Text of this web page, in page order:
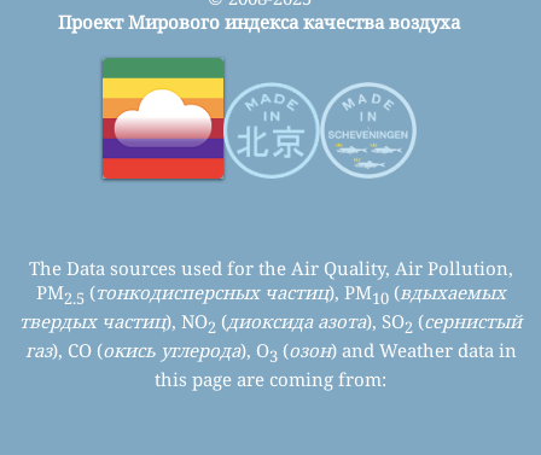
Проект Мирового индекса качества воздуха
The Data sources used for the Air Quality, Air Pollution,
PM2.5 (тонкодисперсных частиц), PM10(вдыхаемых
твердых частиц), NO2 (диоксида азота), SO2 (сернистый
газ), CO (окись углерода), O3 (озон) and Weather data in
this page are coming from: